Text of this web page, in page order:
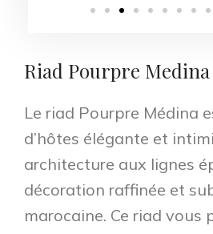
Riad Pourpre Medina
Le riad Pourpre Médina
d’hôtes élégante et
architecture aux lignes
décoration raffinée et
marocaine. Ce riad vous